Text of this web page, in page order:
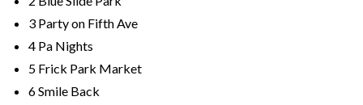
3 Party on Fifth Ave
4 Pa Nights
5 Frick Park Market
6Smile Back